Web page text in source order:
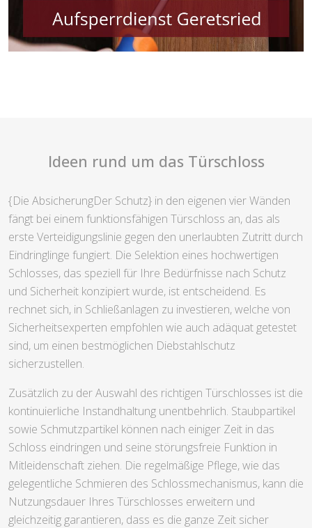
Ideen rund um das Türschloss
{Die AbsicherungDer Schutz} in den eigenen vier Wänden
fängt bei einem funktionsfähigen Türschloss an, das als
erste Verteidigungslinie gegen den unerlaubten Zutritt durch
Eindringlinge fungiert. Die Selektion eines hochwertigen
Schlosses, das speziell für Ihre Bedürfnisse nach Schutz
und Sicherheit konzipiert wurde, ist entscheidend. Es
rechnet sich, in Schließanlagen zu investieren, welche von
Sicherheitsexperten empfohlen wie auch adäquat getestet
sind, um einen bestmöglichen Diebstahlschutz
sicherzustellen.
Zusätzlich zu der Auswahl des richtigen Türschlosses ist die
kontinuierliche Instandhaltung unentbehrlich. Staubpartikel
sowie Schmutzpartikel können nach einiger Zeit in das
Schloss eindringen und seine störungsfreie Funktion in
Mitleidenschaft ziehen. Die regelmäßige Pflege, wie das
gelegentliche Schmieren des Schlossmechanismus, kann die
Nutzungsdauer Ihres Türschlosses erweitern und
gleichzeitig garantieren, dass es die ganze Zeit sicher